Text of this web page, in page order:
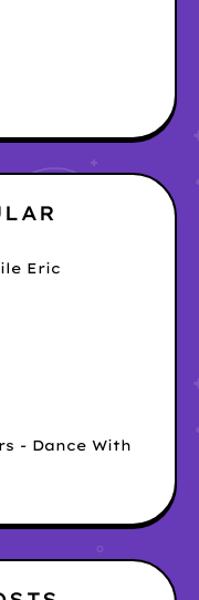
Eric
- Dance With